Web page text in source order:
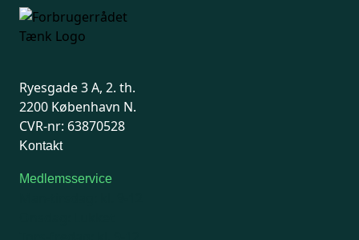
Ryesgade 3 A, 2. th.
2200 København N.
CVR-nr: 63870528
Kontakt
Medlemsservice